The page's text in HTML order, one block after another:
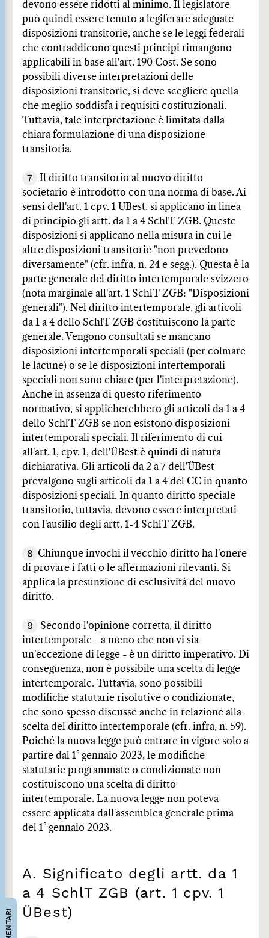
devono essere ridotti al minimo. Il legislatore
può quindi essere tenuto a legiferare adeguate
disposizioni transitorie, anche se le leggi federali
che contraddicono questi principi rimangono
applicabili in base all'art. 190 Cost. Se sono
possibili diverse interpretazioni delle
disposizioni transitorie, si deve scegliere quella
che meglio soddisfa i requisiti costituzionali.
Tuttavia, tale interpretazione è limitata dalla
chiara formulazione di una disposizione
transitoria.
7
Il diritto transitorio al nuovo diritto
societario è introdotto con una norma di base. Ai
sensi dell'art. 1 cpv. 1 ÜBest, si applicano in linea
di principio gli artt. da 1 a 4 SchlT ZGB. Queste
disposizioni si applicano nella misura in cui le
altre disposizioni transitorie "non prevedono
diversamente" (cfr. infra, n. 24 e segg.). Questa è la
parte generale del diritto intertemporale svizzero
(nota marginale all'art. 1 SchlT ZGB: "Disposizioni
generali"). Nel diritto intertemporale, gli articoli
da 1 a 4 dello SchlT ZGB costituiscono la parte
generale. Vengono consultati se mancano
disposizioni intertemporali speciali (per colmare
le lacune) o se le disposizioni intertemporali
speciali non sono chiare (per l'interpretazione).
Anche in assenza di questo riferimento
normativo, si applicherebbero gli articoli da 1 a 4
dello SchlT ZGB se non esistono disposizioni
intertemporali speciali. Il riferimento di cui
all'art. 1, cpv. 1, dell'ÜBest è quindi di natura
dichiarativa. Gli articoli da 2 a 7 dell'ÜBest
prevalgono sugli articoli da 1 a 4 del CC in quanto
disposizioni speciali. In quanto diritto speciale
transitorio, tuttavia, devono essere interpretati
con l'ausilio degli artt. 1-4 SchlT ZGB.
8
Chiunque invochi il vecchio diritto ha l'onere
di provare i fatti o le affermazioni rilevanti. Si
applica la presunzione di esclusività del nuovo
diritto.
9
Secondo l'opinione corretta, il diritto
intertemporale - a meno che non vi sia
un'eccezione di legge - è un diritto imperativo. Di
conseguenza, non è possibile una scelta di legge
intertemporale. Tuttavia, sono possibili
modifiche statutarie risolutive o condizionate,
che sono spesso discusse anche in relazione alla
scelta del diritto intertemporale (cfr. infra, n. 59).
Poiché la nuova legge può entrare in vigore solo a
partire dal 1° gennaio 2023, le modifiche
statutarie programmate o condizionate non
costituiscono una scelta di diritto
intertemporale. La nuova legge non poteva
essere applicata dall'assemblea generale prima
del 1° gennaio 2023.
A. Significato degli artt. da 1
a 4 SchlT ZGB (art. 1 cpv. 1
ÜBest)